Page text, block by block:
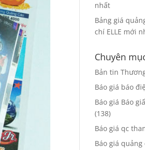
nhất
Bảng giá
chí ELLE mới
Chuyên
Bản tin
Báo giá báo
Báo giá Báo
(138)
Báo giá qc
Báo giá quảng